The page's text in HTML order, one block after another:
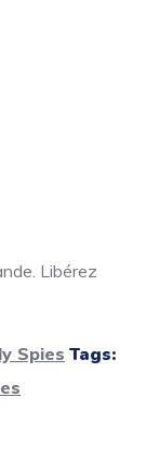
Libérez
Spies Tags: